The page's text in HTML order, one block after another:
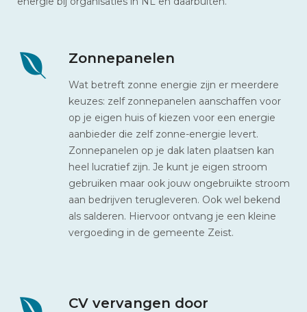
Zonnepanelen
Wat betreft zonne energie zijn er meerdere
keuzes: zelf zonnepanelen aanschaffen voor
op je eigen huis of kiezen voor een energie
aanbieder die zelf zonne-energie levert.
Zonnepanelen op je dak laten plaatsen kan
heel lucratief zijn. Je kunt je eigen stroom
gebruiken maar ook jouw ongebruikte stroom
aan bedrijven terugleveren. Ook wel bekend
als salderen. Hiervoor ontvang je een kleine
vergoeding in de gemeente Zeist.
CV vervangen door